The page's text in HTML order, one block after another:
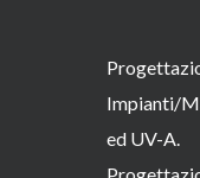
Impianti/
ed UV-A.